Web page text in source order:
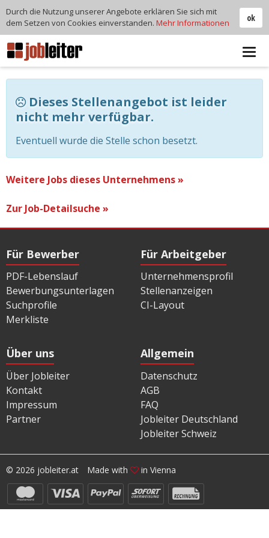
Dieses Stellenangebot ist leider
nicht mehr verfügbar.
Eventuell wurde die Stelle schon besetzt.
Weitere Jobs dieses Unternehmens »
Zur Job-Detailsuche »
Für Bewerber
PDF-Lebenslauf
Bewerbungsunterlagen
Suchprofile
Merkliste
Für Arbeitgeber
Unternehmensprofil
Stellenanzeigen
CI-Layout
Über uns
Über Jobleiter
Kontakt
Impressum
Partner
Allgemein
Datenschutz
AGB
FAQ
Jobleiter Deutschland
Jobleiter Schweiz
© 2026 jobleiter.at Made with in Vienna
ok
Durch die Nutzung unserer Angebote erklären Sie sich mit
dem Setzen von Cookies einverstanden. Mehr Informationen